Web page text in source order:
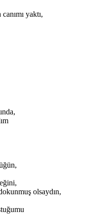
yaktı,
olsaydın,